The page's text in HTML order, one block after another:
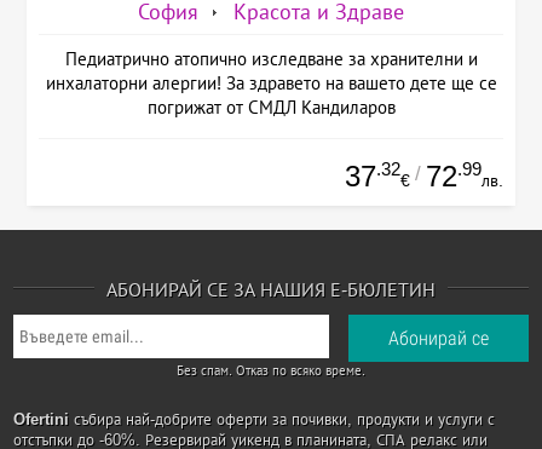
София Красота и Здраве
Педиатрично атопично изследване за хранителни и
инхалаторни алергии! За здравето на вашето дете ще се
погрижат от СМДЛ Кандиларов
37.32
€ / 72.99
лв.
АБОНИРАЙ СЕ ЗА НАШИЯ Е-БЮЛЕТИН
Без спам. Отказ по всяко време.
Ofertini събира най-добрите оферти за почивки, продукти и услуги с
отстъпки до -60%. Резервирай уикенд в планината, СПА релакс или